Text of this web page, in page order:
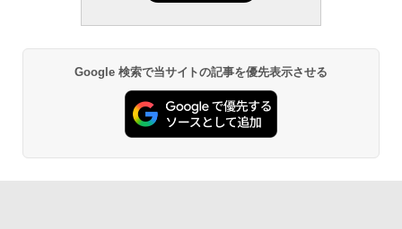
Google 検索で当サイトの記事を優先表示させる